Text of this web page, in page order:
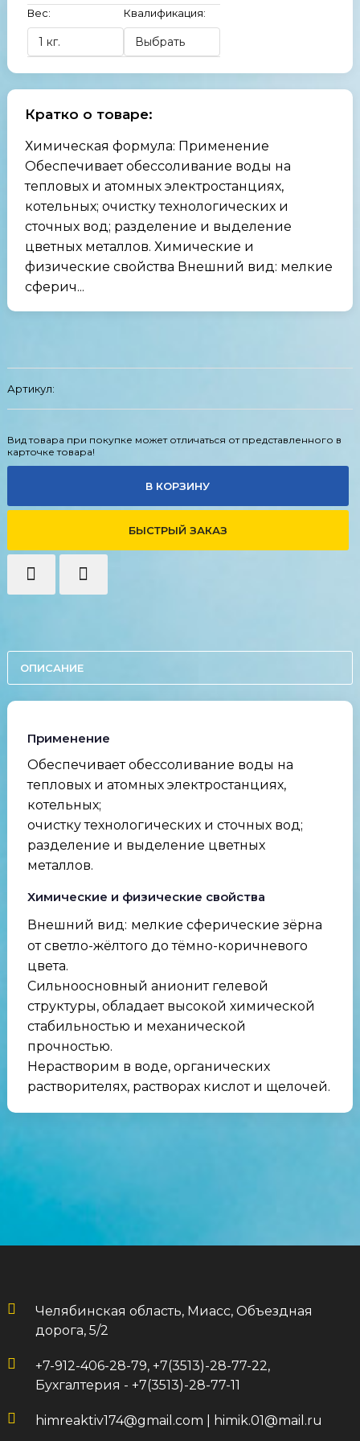
Вес: Квалификация:
Кратко о товаре:
Химическая формула: Применение
Обеспечивает обессоливание воды на
тепловых и атомных электростанциях,
котельных; очистку технологических и
сточных вод; разделение и выделение
цветных металлов. Химические и
физические свойства Внешний вид: мелкие
сферич...
Артикул:
Вид товара при покупке может отличаться от представленного в
карточке товара!
В КОРЗИНУ
БЫСТРЫЙ ЗАКАЗ
ОПИСАНИЕ
Применение
Обеспечивает обессоливание воды на
тепловых и атомных электростанциях,
котельных;
очистку технологических и сточных вод;
разделение и выделение цветных
металлов.
Химические и физические свойства
Внешний вид: мелкие сферические зёрна
от светло-жёлтого до тёмно-коричневого
цвета.
Сильноосновный анионит гелевой
структуры, обладает высокой химической
стабильностью и механической
прочностью.
Нерастворим в воде, органических
растворителях, растворах кислот и щелочей.
Челябинская область, Миасс, Объездная
дорога, 5/2
+7-912-406-28-79, +7(3513)-28-77-22,
Бухгалтерия - +7(3513)-28-77-11
himreaktiv174@gmail.com himik.01@mail.ru